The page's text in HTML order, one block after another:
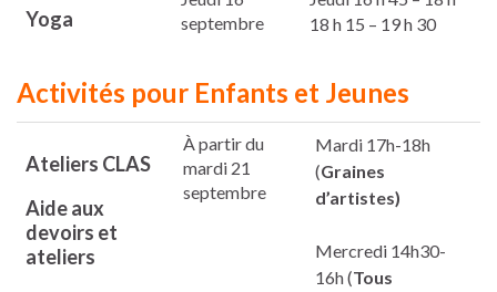
Yoga
septembre
18 h 15 – 19 h 30
Activités pour Enfants et Jeunes
Ateliers CLAS
Aide aux
devoirs et
ateliers
À partir du
mardi 21
septembre
Mardi 17h-18h
(Graines
d’artistes)
Mercredi 14h30-
16h (Tous